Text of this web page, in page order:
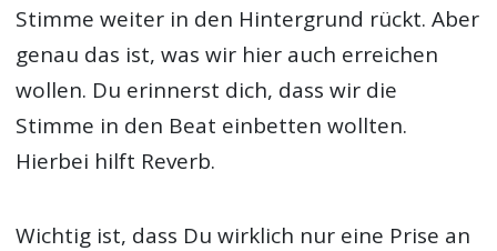
Stimme weiter in den Hintergrund rückt. Aber
genau das ist, was wir hier auch erreichen
wollen. Du erinnerst dich, dass wir die
Stimme in den Beat einbetten wollten.
Hierbei hilft Reverb.
Wichtig ist, dass Du wirklich nur eine Prise an